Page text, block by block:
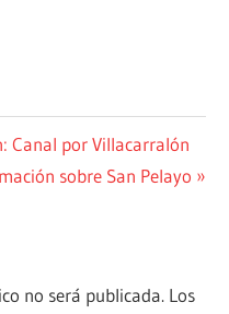
Canal por Villacarralón
sobre San Pelayo
no será publicada. Los